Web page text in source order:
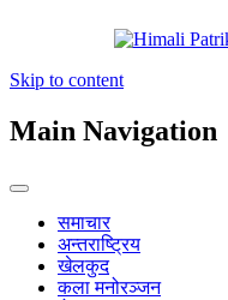
Skip to content
Main Navigation
समाचार
अन्तराष्ट्रिय
खेलकुद
कला मनोरञ्जन